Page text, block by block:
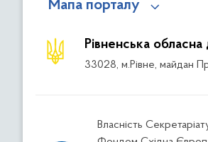
Мапа порталу
Рівненська обласна
33028, м.Рівне, майдан
Власність